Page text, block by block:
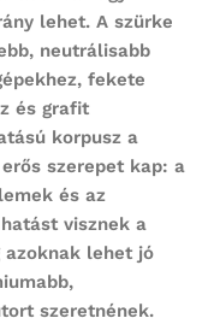
lehet. A szürke
neutrálisabb
fekete
és grafit
korpusz a
szerepet kap: a
és az
visznek a
azoknak lehet jó
szeretnének.